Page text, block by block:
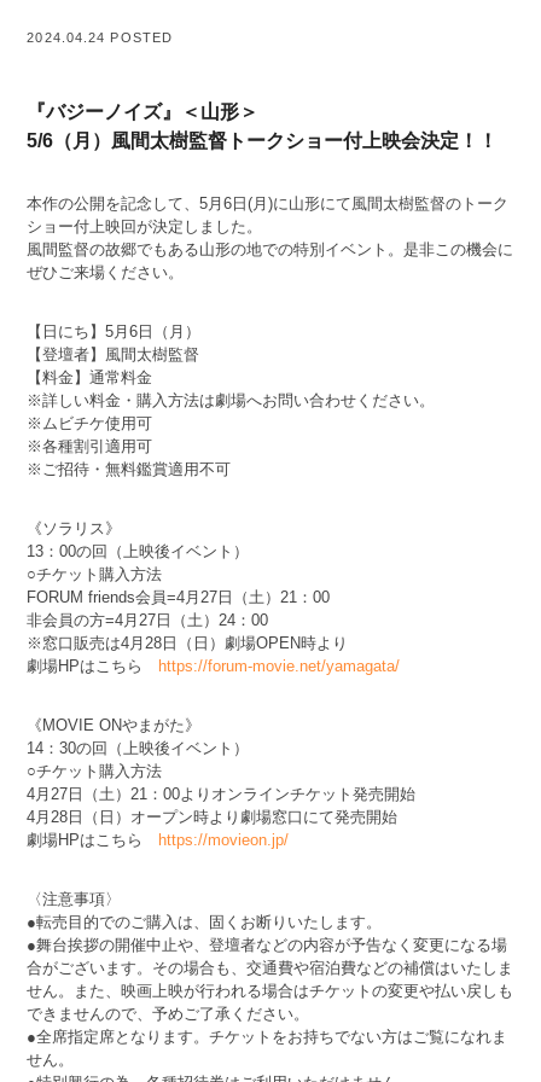
2024.04.24 POSTED
『バジーノイズ』＜山形＞
5/6（月）風間太樹監督トークショー付上映会決定！！
本作の公開を記念して、5月6日(月)に山形にて風間太樹監督のトーク
ショー付上映回が決定しました。
風間監督の故郷でもある山形の地での特別イベント。是非この機会に
ぜひご来場ください。
【日にち】5月6日（月）
【登壇者】風間太樹監督
【料金】通常料金
※詳しい料金・購入方法は劇場へお問い合わせください。
※ムビチケ使用可
※各種割引適用可
※ご招待・無料鑑賞適用不可
《ソラリス》
13：00の回（上映後イベント）
○チケット購入方法
FORUM friends会員=4月27日（土）21：00
非会員の方=4月27日（土）24：00
※窓口販売は4月28日（日）劇場OPEN時より
劇場HPはこちら
https://forum-movie.net/yamagata/
《MOVIE ONやまがた》
14：30の回（上映後イベント）
○チケット購入方法
4月27日（土）21：00よりオンラインチケット発売開始
4月28日（日）オープン時より劇場窓口にて発売開始
劇場HPはこちら
https://movieon.jp/
〈注意事項〉
●転売目的でのご購入は、固くお断りいたします。
●舞台挨拶の開催中止や、登壇者などの内容が予告なく変更になる場
合がございます。その場合も、交通費や宿泊費などの補償はいたしま
せん。また、映画上映が行われる場合はチケットの変更や払い戻しも
できませんので、予めご了承ください。
●全席指定席となります。チケットをお持ちでない方はご覧になれま
せん。